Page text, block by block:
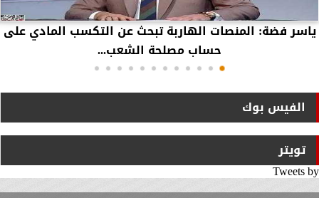
ياسر فضة: المنصات الهاربة تبحث عن التكسب المادي على
حساب مصلحة الشعب...
الفيس بوك
تويتر
Tweets by